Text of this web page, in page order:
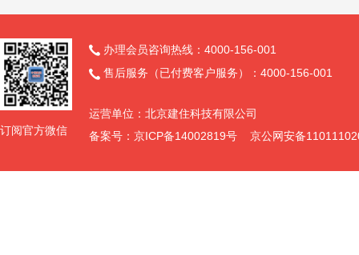
订阅官方微信
 办理会员咨询热线：4000-156-001
 售后服务（已付费客户服务）：4000-156-001
运营单位：北京建住科技有限公司
备案号：京ICP备14002819号 京公网安备